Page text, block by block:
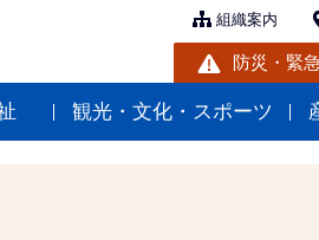
組織案内
防災・緊
観光・文化・スポーツ